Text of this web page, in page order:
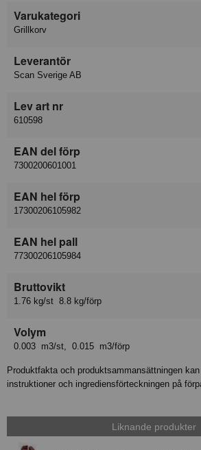
Varukategori
Grillkorv
Leverantör
Scan Sverige AB
Lev art nr
610598
EAN del förp
7300200601001
EAN hel förp
17300206105982
EAN hel pall
77300206105984
Bruttovikt
1.76 kg/st 8.8 kg/förp
Volym
0.003 m3/st, 0.015 m3/förp
Produktfakta och produktsammansättningen
instruktioner och ingrediensförteckningen på
Liknande produkter